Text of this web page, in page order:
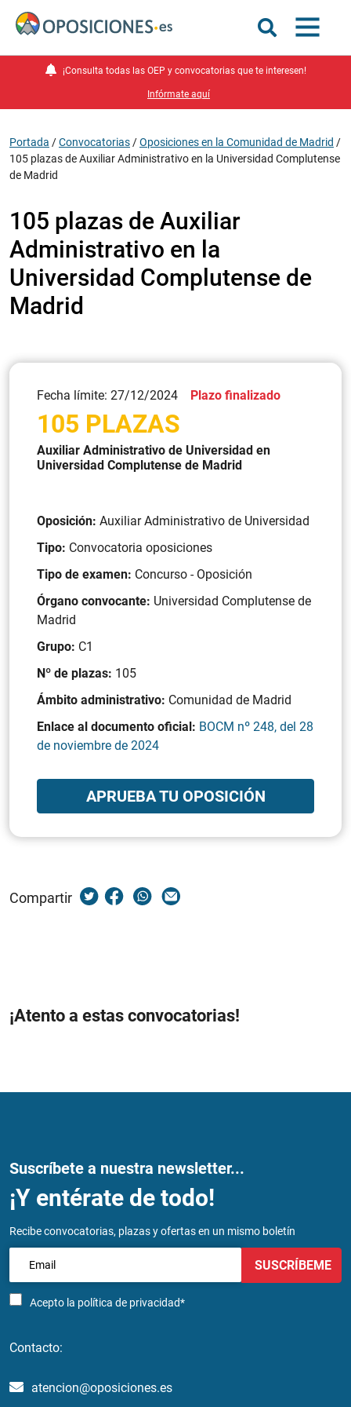
¡Consulta todas las OEP y convocatorias que te interesen!
Infórmate aquí
Portada /Convocatorias /Oposiciones en la Comunidad de Madrid /
105 plazas de Auxiliar Administrativo en la Universidad Complutense
de Madrid
105 plazas de Auxiliar
Administrativo en la
Universidad Complutense de
Madrid
Fecha límite: 27/12/2024 Plazo finalizado
105 PLAZAS
Auxiliar Administrativo de Universidad en
Universidad Complutense de Madrid
Oposición: Auxiliar Administrativo de Universidad
Tipo: Convocatoria oposiciones
Tipo de examen: Concurso - Oposición
Órgano convocante: Universidad Complutense de
Madrid
Grupo: C1
Nº de plazas: 105
Ámbito administrativo: Comunidad de Madrid
Enlace al documento oficial: BOCM nº 248, del 28
de noviembre de 2024
APRUEBA TU OPOSICIÓN
Compartir
¡Atento a estas convocatorias!
Suscríbete a nuestra newsletter...
¡Y entérate de todo!
Recibe convocatorias, plazas y ofertas en un mismo boletín
Acepto la política de privacidad*
SUSCRÍBEME
Contacto:
atencion@oposiciones.es